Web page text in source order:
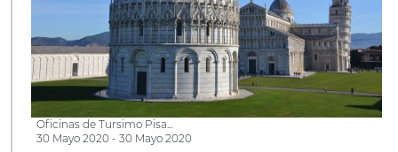
Oficinas de Tursimo Pisa...
30 Mayo 2020 - 30 Mayo 2020